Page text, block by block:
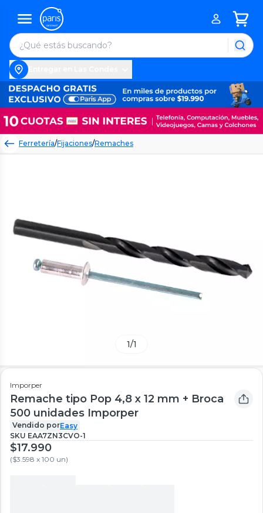
Ferretería/Fijaciones/Remaches
1/1
Imporper
Remache tipo Pop 4,8 x 12 mm + Broca
500 unidades Imporper
Vendido porEasy
SKU EAA7ZN3CVO-1
$17.990
($3.598 x 100 un)